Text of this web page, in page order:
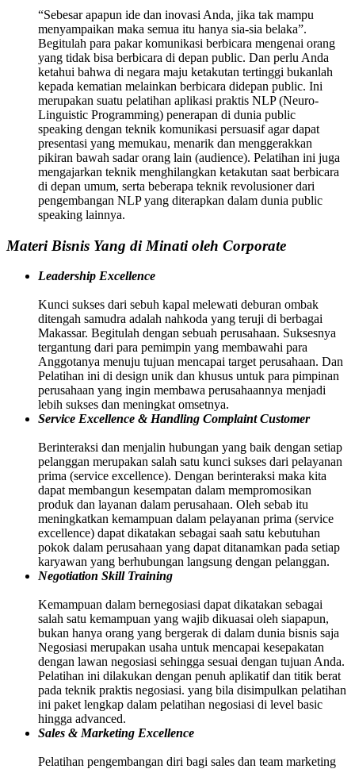
“Sebesar apapun ide dan inovasi Anda, jika tak mampu
menyampaikan maka semua itu hanya sia-sia belaka”.
Begitulah para pakar komunikasi berbicara mengenai orang
yang tidak bisa berbicara di depan public. Dan perlu Anda
ketahui bahwa di negara maju ketakutan tertinggi bukanlah
kepada kematian melainkan berbicara didepan public. Ini
merupakan suatu pelatihan aplikasi praktis NLP (Neuro-
Linguistic Programming) penerapan di dunia public
speaking dengan teknik komunikasi persuasif agar dapat
presentasi yang memukau, menarik dan menggerakkan
pikiran bawah sadar orang lain (audience). Pelatihan ini juga
mengajarkan teknik menghilangkan ketakutan saat berbicara
di depan umum, serta beberapa teknik revolusioner dari
pengembangan NLP yang diterapkan dalam dunia public
speaking lainnya.
Materi Bisnis Yang di Minati oleh Corporate
Leadership Excellence
Kunci sukses dari sebuh kapal melewati deburan ombak
ditengah samudra adalah nahkoda yang teruji di berbagai
Makassar. Begitulah dengan sebuah perusahaan. Suksesnya
tergantung dari para pemimpin yang membawahi para
Anggotanya menuju tujuan mencapai target perusahaan. Dan
Pelatihan ini di design unik dan khusus untuk para pimpinan
perusahaan yang ingin membawa perusahaannya menjadi
lebih sukses dan meningkat omsetnya.
Service Excellence & Handling Complaint Customer
Berinteraksi dan menjalin hubungan yang baik dengan setiap
pelanggan merupakan salah satu kunci sukses dari pelayanan
prima (service excellence). Dengan berinteraksi maka kita
dapat membangun kesempatan dalam mempromosikan
produk dan layanan dalam perusahaan. Oleh sebab itu
meningkatkan kemampuan dalam pelayanan prima (service
excellence) dapat dikatakan sebagai saah satu kebutuhan
pokok dalam perusahaan yang dapat ditanamkan pada setiap
karyawan yang berhubungan langsung dengan pelanggan.
Negotiation Skill Training
Kemampuan dalam bernegosiasi dapat dikatakan sebagai
salah satu kemampuan yang wajib dikuasai oleh siapapun,
bukan hanya orang yang bergerak di dalam dunia bisnis saja
Negosiasi merupakan usaha untuk mencapai kesepakatan
dengan lawan negosiasi sehingga sesuai dengan tujuan Anda.
Pelatihan ini dilakukan dengan penuh aplikatif dan titik berat
pada teknik praktis negosiasi. yang bila disimpulkan pelatihan
ini paket lengkap dalam pelatihan negosiasi di level basic
hingga advanced.
Sales & Marketing Excellence
Pelatihan pengembangan diri bagi sales dan team marketing